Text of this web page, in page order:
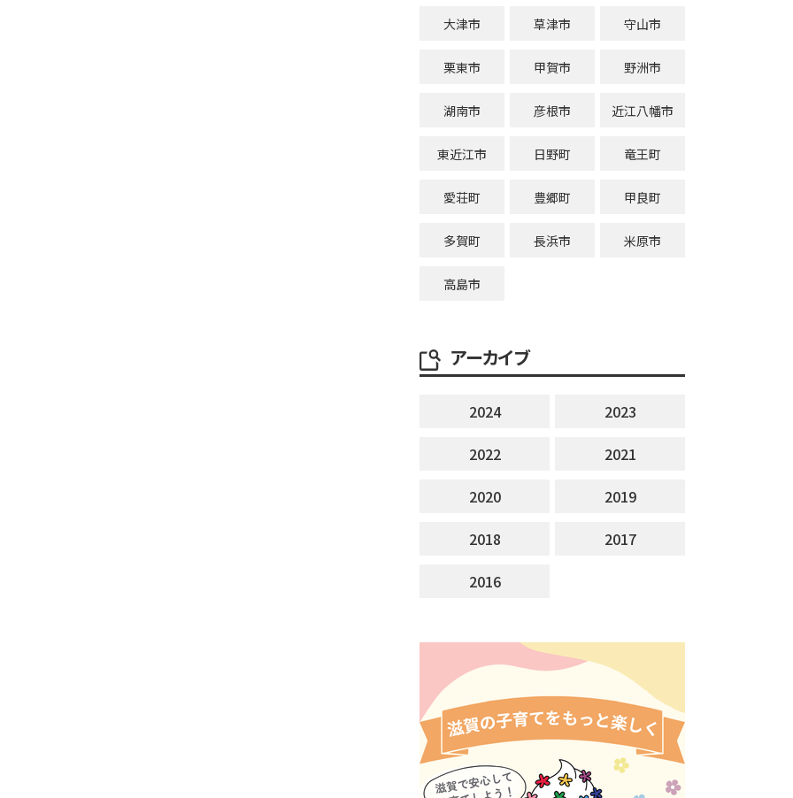
大津市 草津市 守山市
栗東市 甲賀市 野洲市
湖南市 彦根市 近江八幡市
東近江市 日野町 竜王町
愛荘町 豊郷町 甲良町
多賀町 長浜市 米原市
高島市
アーカイブ
2024
2023
2022
2021
2020
2019
2018
2017
2016